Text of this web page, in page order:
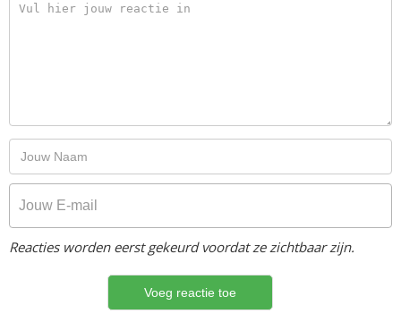
Reacties worden eerst gekeurd voordat ze zichtbaar zijn.